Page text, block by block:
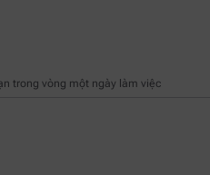
trong vòng một ngày làm việc